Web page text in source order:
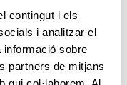
contingut i els
i analitzar el
informació sobre
partners de mitjans
de 22 anys):